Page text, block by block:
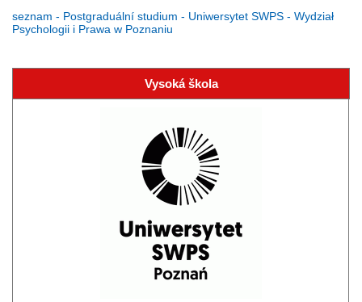
seznam - Postgraduální studium - Uniwersytet SWPS - Wydział
Psychologii i Prawa w Poznaniu
Vysoká škola